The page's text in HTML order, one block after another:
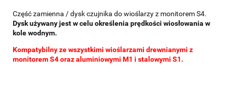
Część zamienna / dysk czujnika do wioślarzy z monitorem S4.
Dysk używany jest w celu określenia prędkości wiosłowania w
kole wodnym.
Kompatybilny ze wszystkimi wioślarzami drewnianymi z
monitorem S4 oraz aluminiowymi M1 i stalowymi S1.